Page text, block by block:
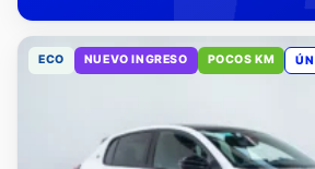
NUEVO INGRESO POCOS KM